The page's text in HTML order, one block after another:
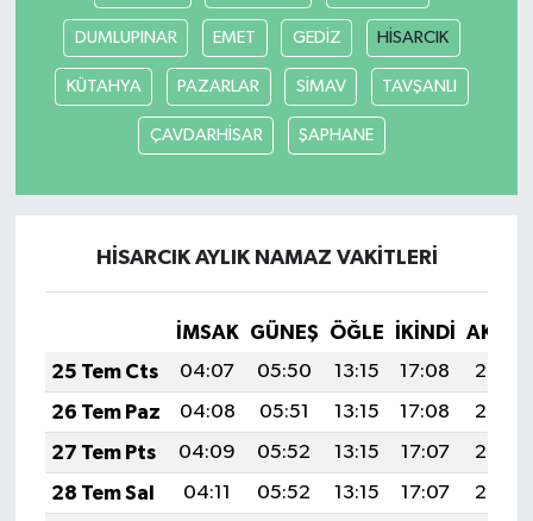
DUMLUPINAR EMET GEDİZ HİSARCIK
KÜTAHYA PAZARLAR SİMAV TAVŞANLI
ÇAVDARHİSAR ŞAPHANE
HİSARCIK AYLIK NAMAZ VAKITLERI
İMSAK GÜNEŞ ÖĞLE İKINDI
25 Tem Cts
04:07 05:50 13:15 17:08
20:29
26 Tem Paz
04:08 05:51 13:15 17:08
20:29
27 Tem Pts
04:09 05:52 13:15 17:07
20:28
28 Tem Sal
04:11 05:52 13:15 17:07
20:27